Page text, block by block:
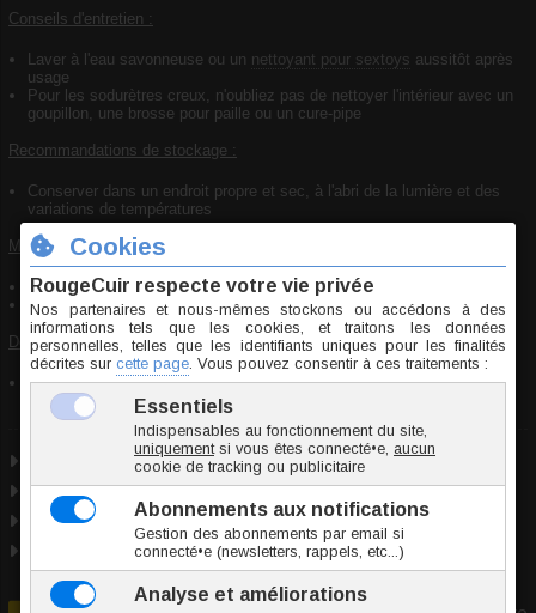
Conseils d'entretien :
Laver à l'eau savonneuse ou un nettoyant pour sextoys aussitôt après
usage
Pour les sodurètres creux, n'oubliez pas de nettoyer l'intérieur avec un
goupillon, une brosse pour paille ou un cure-pipe
Recommandations de stockage :
Conserver dans un endroit propre et sec, à l'abri de la lumière et des
variations de températures
Mise en garde de sécurité :
Article pour adultes, ne convient pas aux enfants
En cas de douleur, cesser immédiatement l'utilisation
Déclaration de conformité :
Article conforme aux normes de sécurité en vigueur concernant les
substances dangereuses
UrethralPlay
Acier Inoxydable
Taille unique
Origine Chine